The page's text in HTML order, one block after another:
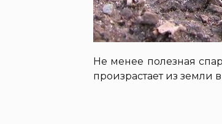
Не менее полезная
произрастает из земли